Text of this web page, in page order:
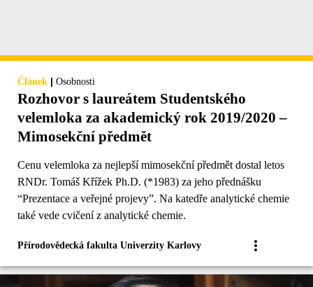
Článek | Osobnosti
Rozhovor s laureátem Studentského
velemloka za akademický rok 2019/2020 –
Mimosekční předmět
Cenu velemloka za nejlepší mimosekční předmět dostal letos
RNDr. Tomáš Křížek Ph.D. (*1983) za jeho přednášku
“Prezentace a veřejné projevy”. Na katedře analytické chemie
také vede cvičení z analytické chemie.
Přírodovědecká fakulta Univerzity Karlovy